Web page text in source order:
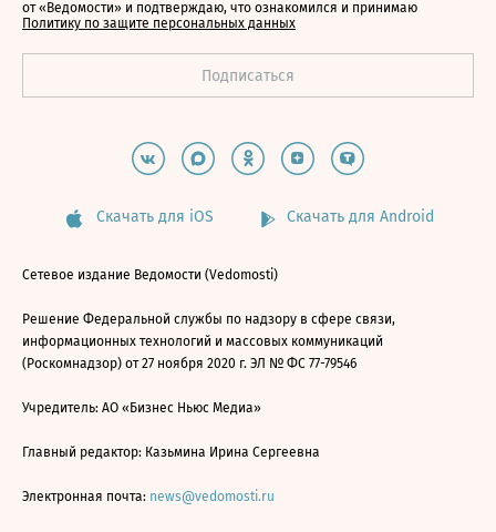
от «Ведомости» и подтверждаю, что ознакомился и принимаю
Политику по защите персональных данных
Скачать для iOS Скачать для Android
Сетевое издание Ведомости (Vedomosti)
Решение Федеральной службы по надзору в сфере связи,
информационных технологий и массовых коммуникаций
(Роскомнадзор) от 27 ноября 2020 г. ЭЛ № ФС 77-79546
Учредитель: АО «Бизнес Ньюс Медиа»
Главный редактор: Казьмина Ирина Сергеевна
Электронная почта: news@vedomosti.ru